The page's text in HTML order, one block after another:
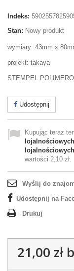
Indeks:
Stan: Nowy produkt
wymiary: 43mm x
projekt: takaya
STEMPEL
Udostępnij
Kupując teraz
lojalnościowych
lojalnościowych
wartości 2,10 zł.
Wyślij do
Udostępnij na
Drukuj
21,00 zł